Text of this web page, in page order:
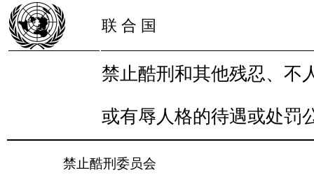
联 合 国
禁止酷刑和其他残忍、不
或有辱人格的待遇或处罚
禁止酷刑委员会